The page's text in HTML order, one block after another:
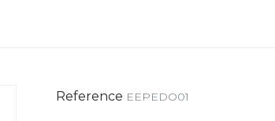
Reference EEPEDO01